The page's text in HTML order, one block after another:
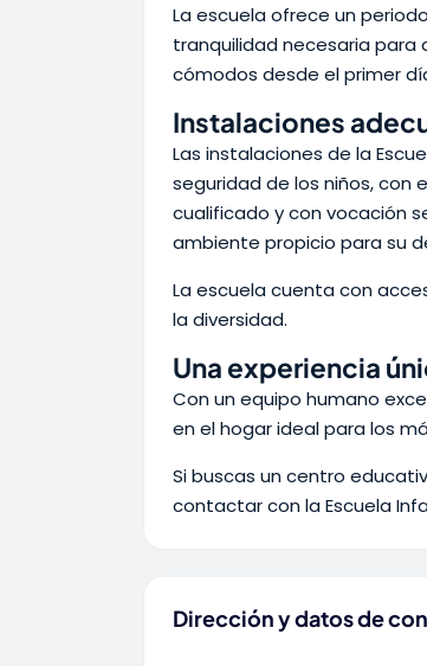
La escuela ofrece un
tranquilidad necesaria para
cómodos desde el primer
Instalaciones
Las instalaciones de la
seguridad de los niños, con
cualificado y con vocación
ambiente propicio para su
La escuela cuenta con
la diversidad.
Una experiencia
Con un equipo humano
en el hogar ideal para los
Si buscas un centro
contactar con la Escuela
Dirección y datos de